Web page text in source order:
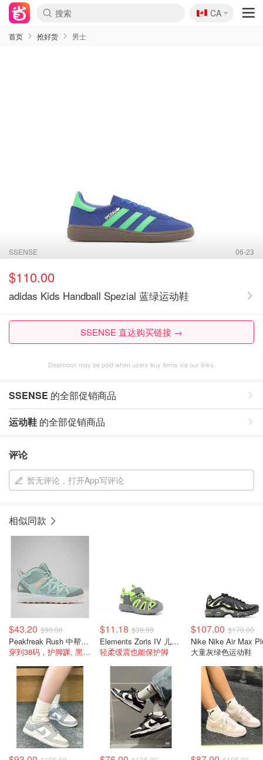
🇨🇦
CA
首页 抢好货 男士
SSENSE 06-23
$110.00
adidas Kids Handball Spezial 蓝绿运动鞋
SSENSE 直达购买链接 →
Dealmoon may be paid when users buy items via our links.
SSENSE 的全部促销商品
运动鞋 的全部促销商品
评论
暂无评论，打开App写评论
相似同款
$43.20 $90.00
Peakfreak Rush 中帮防水童鞋
穿到38码，护脚踝, 黑五$50+
$11.18 $39.99
Elements Zoris IV 儿童凉鞋
轻柔缓震也能保护脚
$107.00 $170.00
Nike Nike Air Max
大童灰绿色运动鞋